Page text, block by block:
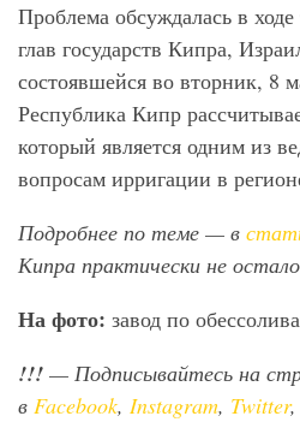
Проблема обсуждалась в
глав государств Кипра,
состоявшейся во вторник, 8
Республика Кипр
который является одним из
вопросам ирригации в
Подробнее по теме — в
Кипра практически не
На фото: завод по
!!! — Подписывайтесь на
в Facebook, Instagram, Twitter,